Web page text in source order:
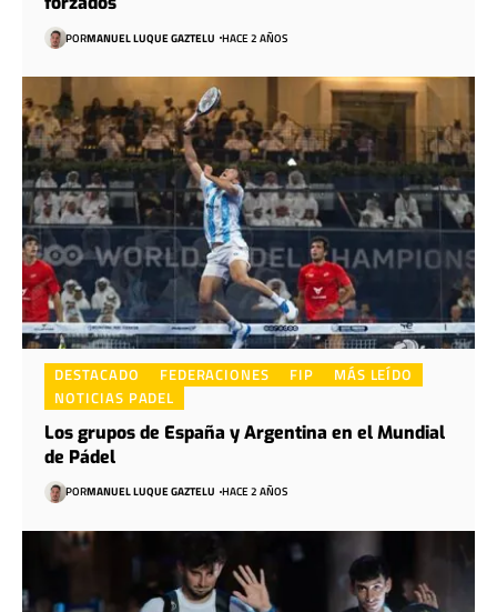
PORMANUEL LUQUE GAZTELU HACE 2 AÑOS
DESTACADO FEDERACIONES FIP
MÁS LEÍDO
NOTICIAS PADEL
Los grupos de España y Argentina en el Mundial
de Pádel
PORMANUEL LUQUE GAZTELU HACE 2 AÑOS